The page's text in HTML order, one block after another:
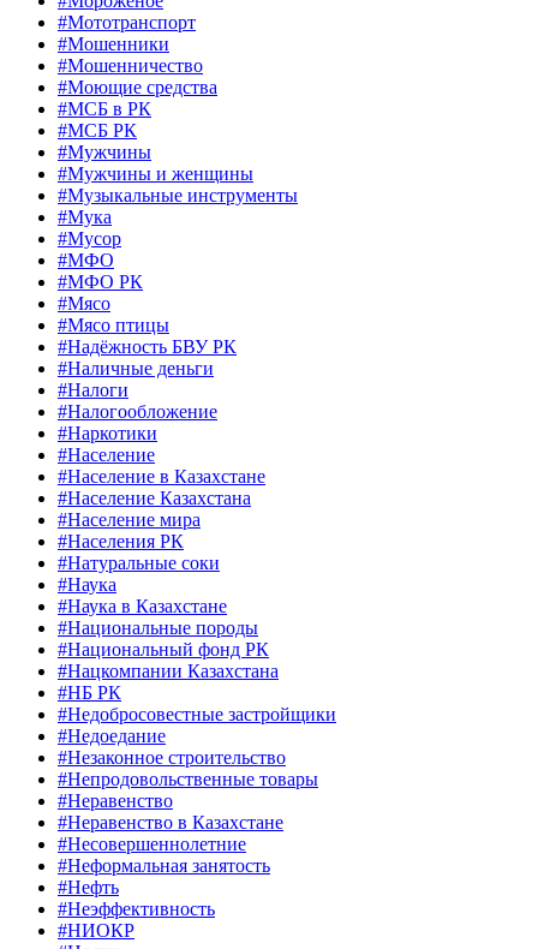
#Мототранспорт
#Мошенники
#Мошенничество
#Моющие средства
#МСБ в РК
#МСБ РК
#Мужчины
#Мужчины и женщины
#Музыкальные инструменты
#Мука
#Мусор
#МФО
#МФО РК
#Мясо
#Мясо птицы
#Надёжность БВУ РК
#Наличные деньги
#Налоги
#Налогообложение
#Наркотики
#Население
#Население в Казахстане
#Население Казахстана
#Население мира
#Населения РК
#Натуральные соки
#Наука
#Наука в Казахстане
#Национальные породы
#Национальный фонд РК
#Нацкомпании Казахстана
#НБ РК
#Недобросовестные застройщики
#Недоедание
#Незаконное строительство
#Непродовольственные товары
#Неравенство
#Неравенство в Казахстане
#Несовершеннолетние
#Неформальная занятость
#Нефть
#Неэффективность
#НИОКР